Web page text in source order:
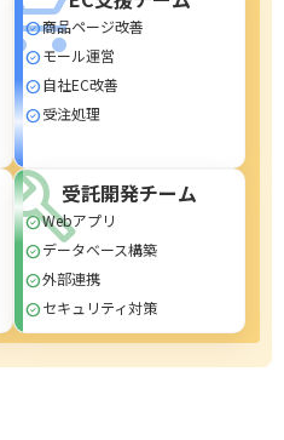
check_circle商品ページ改善
check_circleモール運営
check_circle自社EC改善
check_circle受注処理
受託開発チーム
build
check_circleWebアプリ
check_circleデータベース構築
check_circle外部連携
check_circleセキュリティ対策